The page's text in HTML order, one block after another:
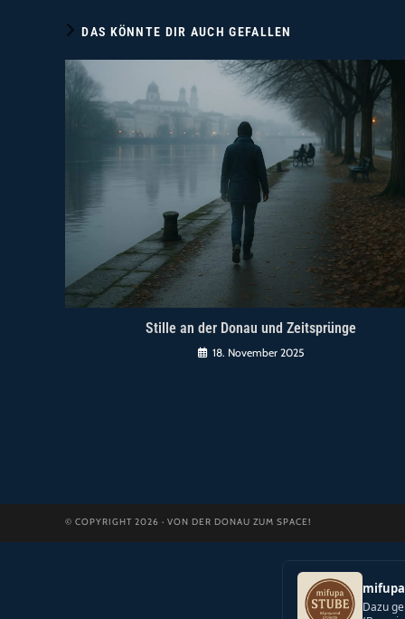
DAS KÖNNTE DIR AUCH GEFALLEN
Stille an der Donau und Zeitsprünge
18. November 2025
© COPYRIGHT 2026 · VON DER DONAU ZUM SPACE!
Dazu